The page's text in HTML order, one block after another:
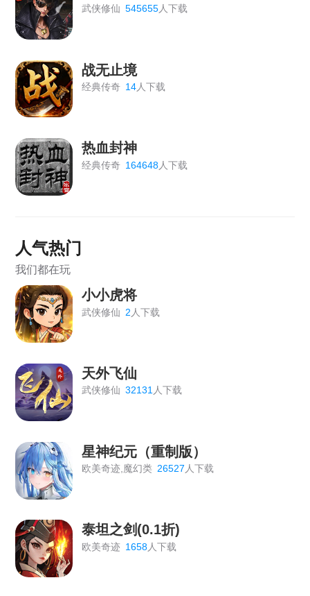
《王者之心2》版本更新公告
【战无止境】更新维护公告2026.01.10
《天外飞仙》5月28日10:00-12:00合服维护公告
《血饮龙纹》关服公告
武侠修仙 545655人下载
战无止境
经典传奇 14人下载
热血封神
经典传奇 164648人下载
人气热门
我们都在玩
小小虎将
武侠修仙 2 人下载
天外飞仙
武侠修仙 32131人下载
星神纪元（重制版）
欧美奇迹,魔幻类 26527 人下载
泰坦之剑(0.1折)
欧美奇迹 1658人下载